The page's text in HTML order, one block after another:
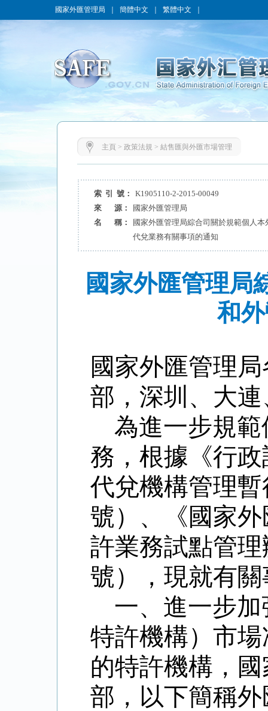
國家外匯管理局 簡體中文 繁體中文
主頁 > 政策法規 > 結售匯與外匯市場管理
索 引 號：
K1905110-2-2015-00049
來 源：
國家外匯管理局
名 稱：
國家外匯管理局綜合司關於規範個人
代兌業務有關事項的通知
國家外匯管理局
和
國家外匯管理
部，深圳、大
為進一步規
務，根據《行
代兌機構管理
號）、《國家
許業務試點管
號），現就有
一、進一步
特許機構）市
的特許機構，
部，以下簡稱